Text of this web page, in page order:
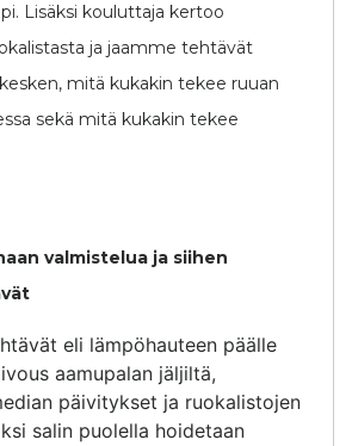
Lisäksi kouluttaja kertoo
ja jaamme tehtävät
mitä kukakin tekee ruuan
sekä mitä kukakin tekee
valmistelua ja siihen
eli lämpöhauteen päälle
aamupalan jäljiltä,
päivitykset ja ruokalistojen
salin puolella hoidetaan